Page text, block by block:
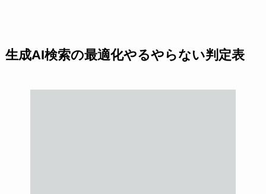
生成AI検索の最適化やるやらない判定表